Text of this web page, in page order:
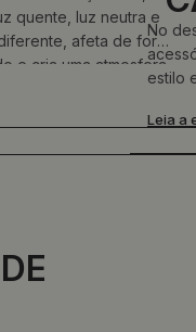
quente, luz neutra e
afeta de forma
e cria uma atmosfera
No
estilo
este
Leia a